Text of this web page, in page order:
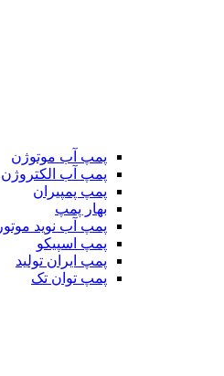
پمپ آب موتوژن
پمپ آب الکتروژن
پمپ پمپیران
بهار پمپ
پمپ آب نوید موتور
پمپ اسپیکو
پمپ ایران تولید
پمپ توان تک